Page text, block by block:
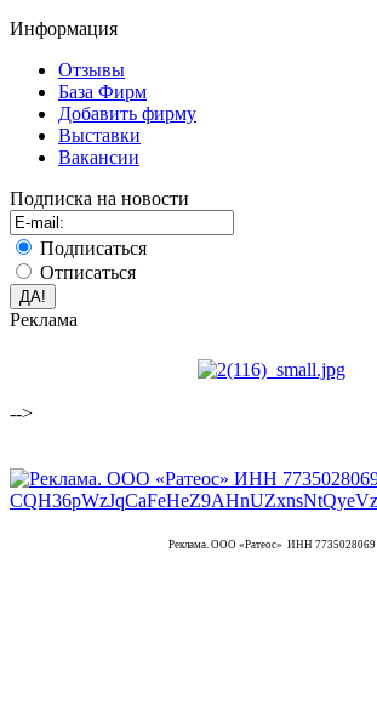
Информация
Отзывы
База Фирм
Добавить фирму
Выставки
Вакансии
Подписка на новости
Подписаться
Отписаться
Реклама
-->
Реклама. ООО «Ратеос» ИНН 7735028069